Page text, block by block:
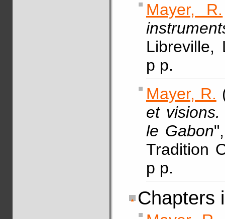
Mayer, R.
Libreville,
p p.
Mayer, R.
et
le Gabon
Tradition
p p.
Chapters